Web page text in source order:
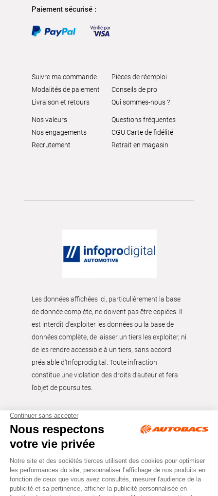
Paiement sécurisé :
Suivre ma commande
Modalités de paiement
Livraison et retours
Pièces de réemploi
Conseils de pro
Qui sommes-nous ?
Nos valeurs
Nos engagements
Recrutement
Questions fréquentes
CGU Carte de fidélité
Retrait en magasin
Les données affichées ici, particulièrement la base
de donnée complète, ne doivent pas être copiées. Il
est interdit d’exploiter les données ou la base de
données complète, de laisser un tiers les exploiter, ni
de les rendre accessible à un tiers, sans accord
préalable d'Infoprodigital. Toute infraction
constitue une violation des droits d’auteur et fera
l’objet de poursuites.
Tous droits réservés © Autobacs